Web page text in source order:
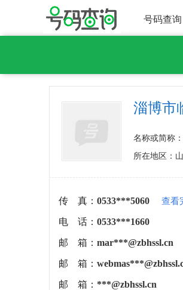
号码查询
淄博市
名称或简称
所在地区：
传 真： 0533***5060 查看
电 话： 0533***1660
邮 箱： mar***@zbhssl.cn
邮 箱：
邮 箱： ***@zbhssl.cn